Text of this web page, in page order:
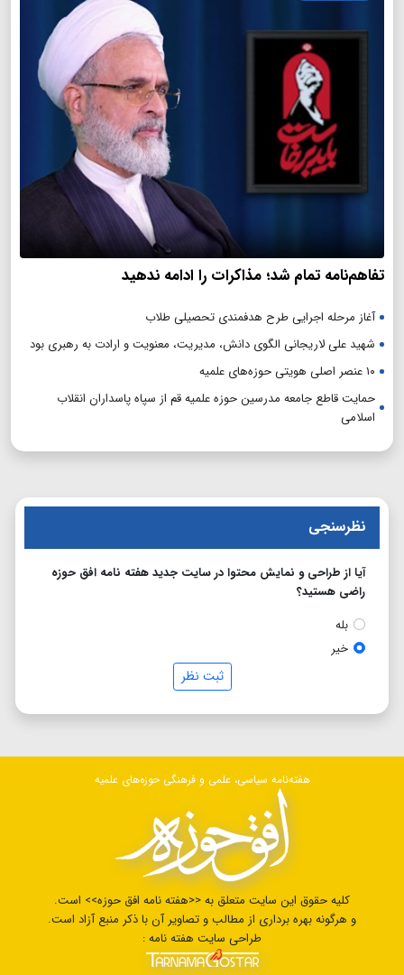
تفاهم‌نامه تمام شد؛ مذاکرات را ادامه ندهید
آغاز مرحله اجرایی طرح هدفمندی تحصیلی طلاب
شهید علی لاریجانی الگوی دانش، مدیریت، معنویت و ارادت به رهبری بود
۱۰ عنصر اصلی هویتی حوزه‌های علمیه
حمایت قاطع جامعه مدرسین حوزه علمیه قم از سپاه پاسداران انقلاب
اسلامی
نظرسنجی
آیا از طراحی و نمایش محتوا در سایت جدید هفته نامه افق حوزه
راضی هستید؟
بله
خیر
ثبت نظر
هفته‌نامه سیاسی، علمی و فرهنگی حوزه‌های علمیه
کلیه حقوق این سایت متعلق به <<هفته نامه افق حوزه>> است.
و هرگونه بهره برداری از مطالب و تصاویر آن با ذکر منبع آزاد است.
طراحی سایت هفته نامه :